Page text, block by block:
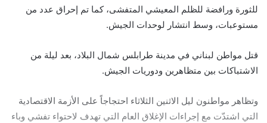
للثورة ورافضة للظلم المعيشي المتفشى، كما تم إحراق عدد من
مستوعبات، وسط انتشار لوحدات الجيش.
قتل مواطن لبناني في مدينة طرابلس شمال البلاد، بعد ليلة من
الاشتباكات بين متظاهرين ودوريات الجيش.
وتظاهر مواطنون ليل الاثنين الثلاثاء احتجاجاً على الأزمة الاقتصادية
التي اشتدّت مع إجراءات الإغلاق العام التي تهدف لاحتواء تفشي وباء